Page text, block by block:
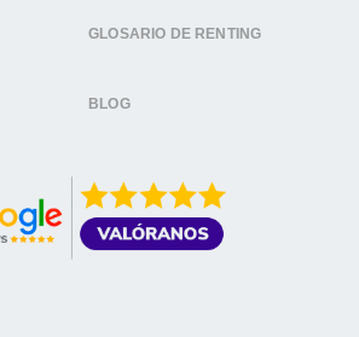
GLOSARIO DE RENTING
BLOG